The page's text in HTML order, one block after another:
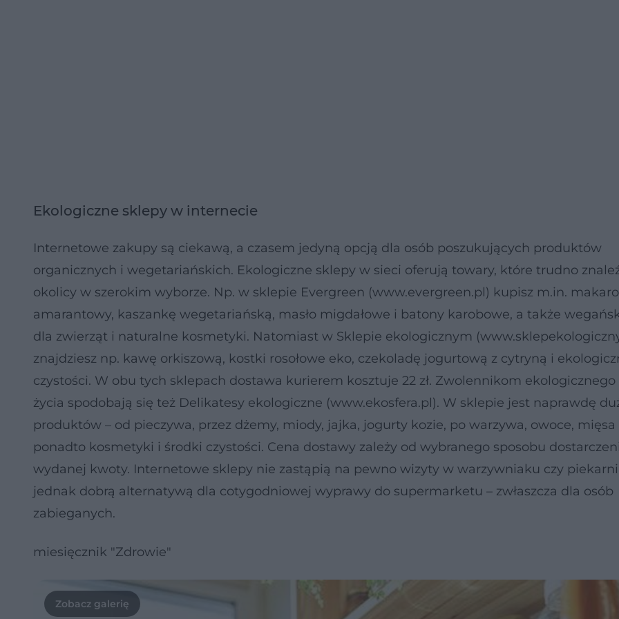
Ekologiczne sklepy w internecie
Internetowe zakupy są ciekawą, a czasem jedyną opcją dla osób poszukujących produktów
organicznych i wegetariańskich. Ekologiczne sklepy w sieci oferują towary, które trudno
okolicy w szerokim wyborze. Np. w sklepie Evergreen (www.evergreen.pl) kupisz m.in.
amarantowy, kaszankę wegetariańską, masło migdałowe i batony karobowe, a także
dla zwierząt i naturalne kosmetyki. Natomiast w Sklepie ekologicznym
znajdziesz np. kawę orkiszową, kostki rosołowe eko, czekoladę jogurtową z cytryną i
czystości. W obu tych sklepach dostawa kurierem kosztuje 22 zł. Zwolennikom ekologicznego
życia spodobają się też Delikatesy ekologiczne (www.ekosfera.pl). W sklepie jest naprawdę
produktów – od pieczywa, przez dżemy, miody, jajka, jogurty kozie, po warzywa, owoce, mięsa
ponadto kosmetyki i środki czystości. Cena dostawy zależy od wybranego sposobu
wydanej kwoty. Internetowe sklepy nie zastąpią na pewno wizyty w warzywniaku czy
jednak dobrą alternatywą dla cotygodniowej wyprawy do supermarketu – zwłaszcza dla osób
zabieganych.
miesięcznik "Zdrowie"